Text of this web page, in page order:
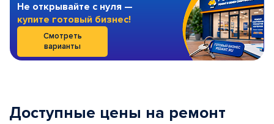
Не открывайте с нуля —
купите готовый бизнес!
Смотреть
варианты
Доступные цены на ремонт